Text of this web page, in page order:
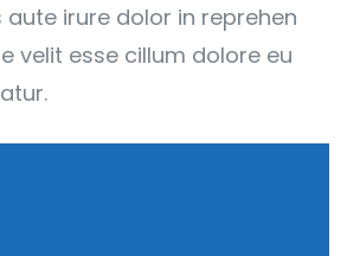
aute irure dolor in reprehen
velit esse cillum dolore eu